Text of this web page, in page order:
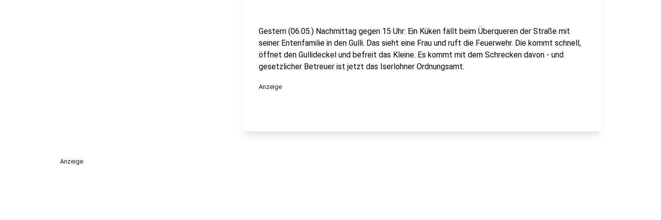
Gestern (06.05.) Nachmittag gegen 15 Uhr: Ein Küken fällt beim Überqueren der Straße mit
seiner Entenfamilie in den Gulli. Das sieht eine Frau und ruft die Feuerwehr. Die kommt schnell,
öffnet den Gullideckel und befreit das Kleine. Es kommt mit dem Schrecken davon - und
gesetzlicher Betreuer ist jetzt das Iserlohner Ordnungsamt.
Anzeige
Anzeige